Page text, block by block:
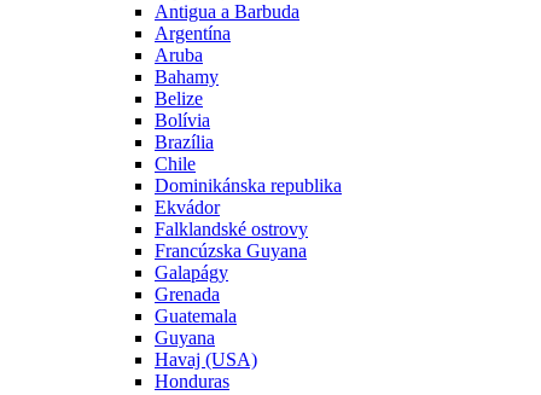
Antigua a Barbuda
Argentína
Aruba
Bahamy
Belize
Bolívia
Brazília
Chile
Dominikánska republika
Ekvádor
Falklandské ostrovy
Francúzska Guyana
Galapágy
Grenada
Guatemala
Guyana
Havaj (USA)
Honduras